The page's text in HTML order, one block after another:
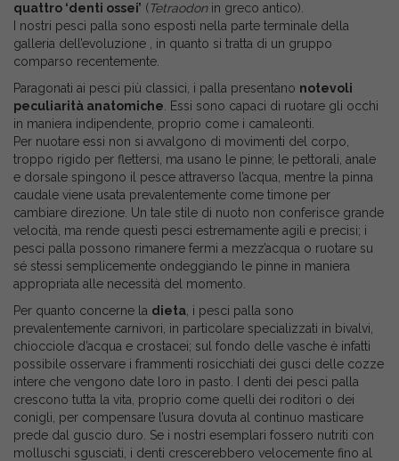
quattro ‘denti ossei’ (Tetraodonin greco antico).
I nostri pesci palla sono esposti nella parte terminale della
galleria dell’evoluzione , in quanto si tratta di un gruppo
comparso recentemente.
Paragonati ai pesci più classici, i palla presentano notevoli
peculiarità anatomiche . Essi sono capaci di ruotare gli occhi
in maniera indipendente, proprio come i camaleonti.
Per nuotare essi non si avvalgono di movimenti del corpo,
troppo rigido per flettersi, ma usano le pinne; le pettorali, anale
e dorsale spingono il pesce attraverso l’acqua, mentre la pinna
caudale viene usata prevalentemente come timone per
cambiare direzione. Un tale stile di nuoto non conferisce grande
velocità, ma rende questi pesci estremamente agili e precisi; i
pesci palla possono rimanere fermi a mezz’acqua o ruotare su
sé stessi semplicemente ondeggiando le pinne in maniera
appropriata alle necessità del momento.
Per quanto concerne la dieta , i pesci palla sono
prevalentemente carnivori, in particolare specializzati in bivalvi,
chiocciole d’acqua e crostacei; sul fondo delle vasche è infatti
possibile osservare i frammenti rosicchiati dei gusci delle cozze
intere che vengono date loro in pasto. I denti dei pesci palla
crescono tutta la vita, proprio come quelli dei roditori o dei
conigli, per compensare l’usura dovuta al continuo masticare
prede dal guscio duro. Se i nostri esemplari fossero nutriti con
molluschi sgusciati, i denti crescerebbero velocemente fino al